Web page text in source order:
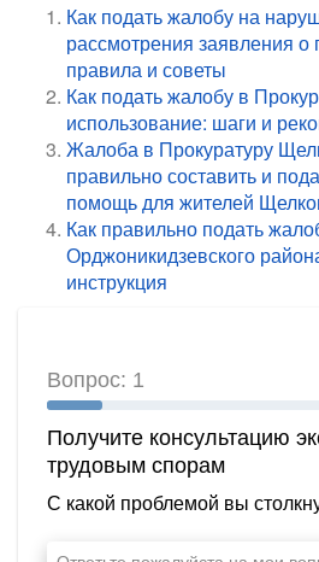
Как подать жалобу на
рассмотрения заявления о
правила и советы
Как подать жалобу в
использование: шаги и
Жалоба в Прокуратуру
правильно составить и
помощь для жителей
Как правильно подать
Орджоникидзевского
инструкция